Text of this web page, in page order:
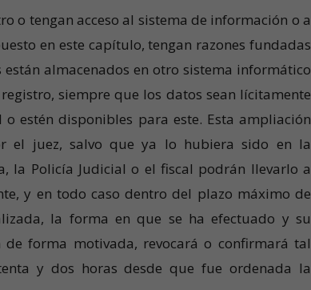
o tengan acceso al sistema de información o a
en este capítulo, tengan razones fundadas
almacenados en otro sistema informático
siempre que los datos sean lícitamente
estén disponibles para este. Esta ampliación
el juez, salvo que ya lo hubiera sido en la
la Policía Judicial o el fiscal podrán llevarlo a
y en todo caso dentro del plazo máximo de
la forma en que se ha efectuado y su
forma motivada, revocará o confirmará tal
y dos horas desde que fue ordenada la